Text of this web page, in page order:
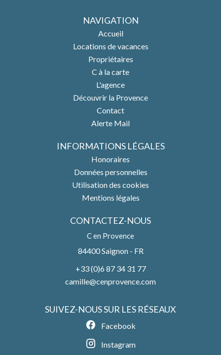
NAVIGATION
Accueil
Locations de vacances
Propriétaires
C à la carte
L'agence
Découvrir la Provence
Contact
Alerte Mail
INFORMATIONS LÉGALES
Honoraires
Données personnelles
Utilisation des cookies
Mentions légales
CONTACTEZ-NOUS
C en Provence
84400Saignon - FR
+33 (0)6 87 34 31 77
camille@cenprovence.com
SUIVEZ-NOUS SUR LES RÉSEAUX
Facebook
Instagram